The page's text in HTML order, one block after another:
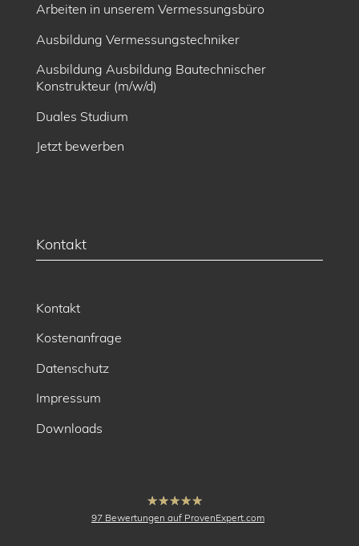
Arbeiten in unserem Vermessungsbüro
Ausbildung Vermessungstechniker
Ausbildung Ausbildung Bautechnischer
Konstrukteur (m/w/d)
Duales Studium
Jetzt bewerben
Kontakt
Kontakt
Kostenanfrage
Datenschutz
Impressum
Downloads
hat4.91
von5
97Bewertungen auf ProvenExpert.com